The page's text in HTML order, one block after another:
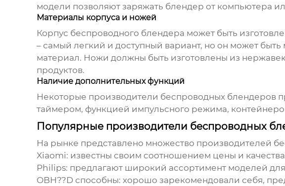
модели позволяют заряжать блендер от компьютера
Материалы корпуса и ножей
Корпус беспроводного блендера может быть
– самый легкий и доступный вариант, но он может
материал. Ножи должны быть изготовлены из
продуктов.
Наличие дополнительных функций
Некоторые производители беспроводных блендеров
таймером, функцией импульсного режима,
Популярные производители беспроводных
На рынке представлено множество производителей
Xiaomi: известны своим соотношением цены и
Philips: предлагают широкий ассортимент моделей
OBH??D способны: хорошо зарекомендовали себя,